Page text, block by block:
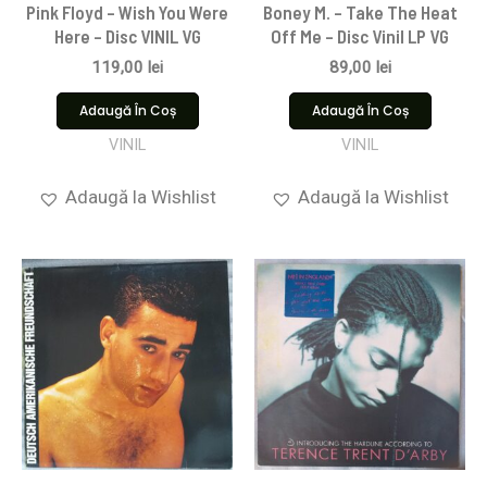
Pink Floyd ‎– Wish You Were
Here – Disc VINIL VG
119,00 lei
Adaugă În Coș
VINIL
Adaugă la Wishlist
Boney M. – Take The Heat
Off Me – Disc Vinil LP VG
89,00 lei
Adaugă În Coș
VINIL
Adaugă la Wishlist